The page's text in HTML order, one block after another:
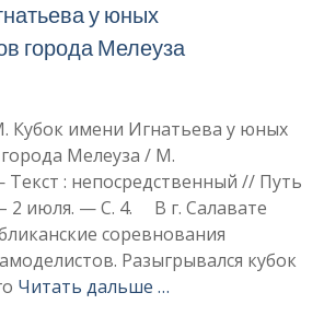
у юных
города Мелеуза
Кубок имени Игнатьева у юных
Мелеуза / М.
: непосредственный // Путь
2 июля. — С. 4. В г. Салавате
соревнования
Разыгрывался кубок
Читать дальше …